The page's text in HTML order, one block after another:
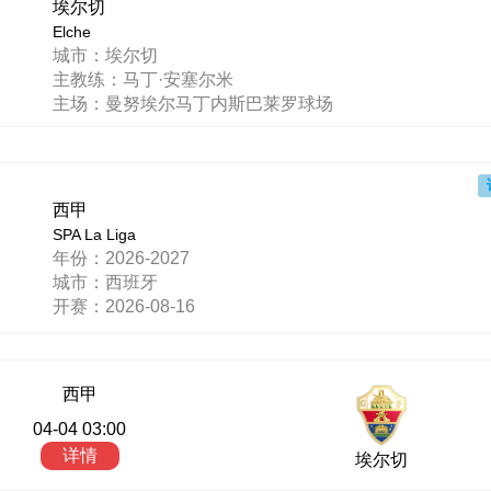
埃尔切
Elche
城市：埃尔切
主教练：马丁·安塞尔米
主场：曼努埃尔马丁内斯巴莱罗球场
西甲
SPA La Liga
年份：2026-2027
城市：西班牙
开赛：2026-08-16
西甲
04-04 03:00
详情
埃尔切